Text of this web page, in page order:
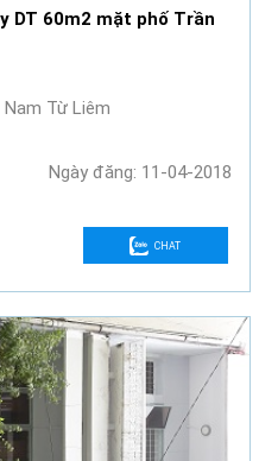
DT 60m2 mặt phố Trần
Từ Liêm
Ngày đăng: 11-04-2018
CHAT